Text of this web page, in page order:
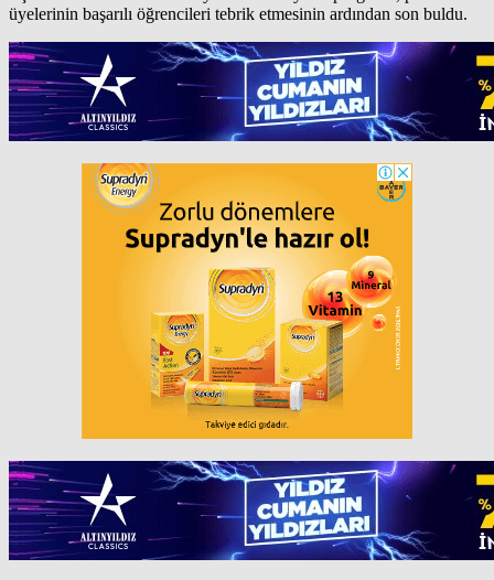
üyelerinin başarılı öğrencileri tebrik etmesinin ardından son buldu.